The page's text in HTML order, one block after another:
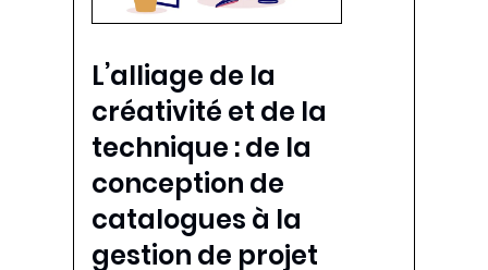
L’alliage de la
créativité et de la
technique : de la
conception de
catalogues à la
gestion de projet